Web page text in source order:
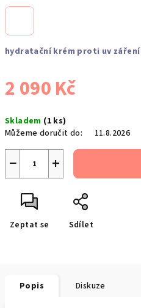
hydratační krém proti uv záření
2 090 Kč
cena:
Skladem (1 ks)
Můžeme doručit do:
11.8.2026
+
−
Zeptat se Sdílet
Popis Diskuze